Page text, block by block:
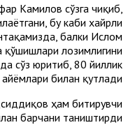
Камилов сўзга чиқиб,
бу каби хайрли
балки Ислом
лозимлигини
сўз юритиб, 80 йиллик
билан қутлади.
ҳам битирувчи
барчани таништирди.